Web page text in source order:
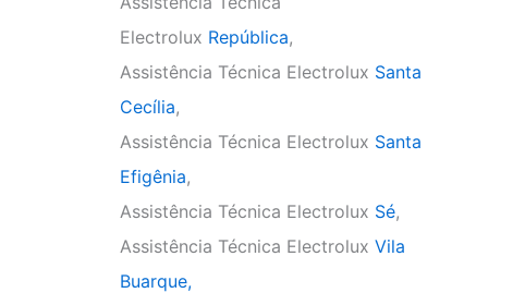
Electrolux República,
Assistência Técnica Electrolux Santa
Cecília,
Assistência Técnica Electrolux Santa
Efigênia,
Assistência Técnica Electrolux Sé,
Assistência Técnica Electrolux Vila
Buarque,